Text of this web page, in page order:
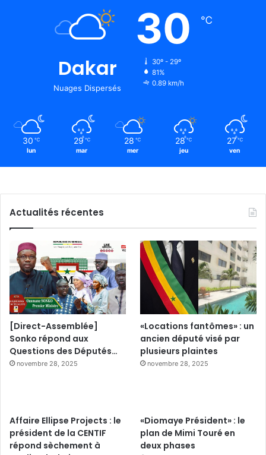
Dakar
Nuages Dispersés
30 ℃
30º - 29º
81%
0.89 km/h
30 ℃
lun
29 ℃
mar
28 ℃
mer
28 ℃
jeu
27 ℃
ven
Actualités récentes
[Direct-Assemblée]
Sonko répond aux
Questions des Députés…
novembre 28, 2025
«Locations fantômes» : un
ancien député visé par
plusieurs plaintes
novembre 28, 2025
Affaire Ellipse Projects : le
président de la CENTIF
répond sèchement à
«Diomaye Président» : le
plan de Mimi Touré en
deux phases